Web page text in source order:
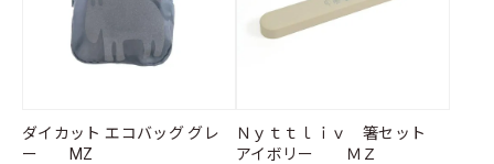
ダイカット エコバッグ グレ
ー MZ
Ｎｙｔｔｌｉｖ 箸セット
アイボリー ＭＺ